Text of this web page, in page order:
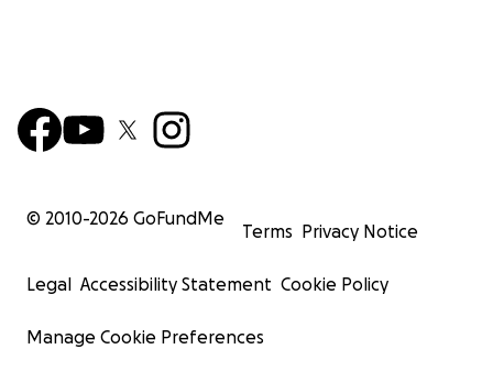
© 2010-2026 GoFundMe
Terms Privacy Notice
Legal Accessibility Statement Cookie Policy
Manage Cookie Preferences